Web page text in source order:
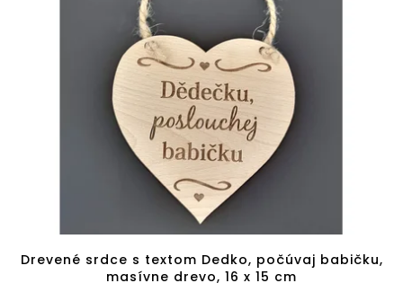
Drevené srdce s textom Dedko, počúvaj babičku,
masívne drevo, 16 x 15 cm